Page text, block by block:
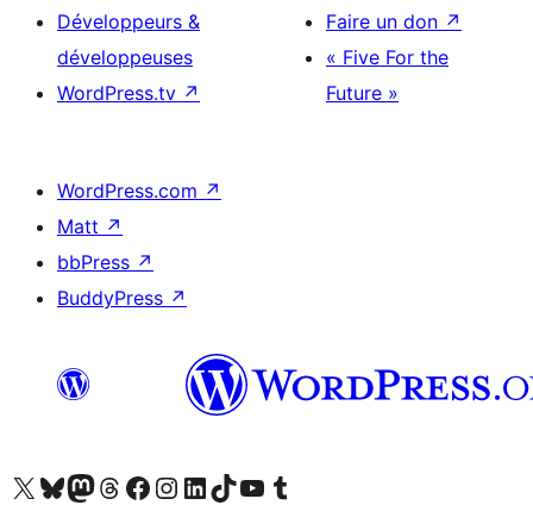
Développeurs &
développeuses
WordPress.tv ↗
Faire un don ↗
« Five For the
Future »
WordPress.com ↗
Matt ↗
bbPress ↗
BuddyPress ↗
Visitez notre compte X (précédemment Twitter)
Visiter notre compte Bluesky
Visiter notre compte Mastodon
Visiter notre compte Threads
Consulter notre compte Facebook
Consulter notre compte Instagram
Consulter notre compte LinkedIn
Visiter notre compte TokTok
Visiter notre chaîne YouTube
Visiter notre compte Tumblr